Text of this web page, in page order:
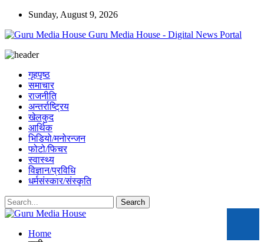
Sunday, August 9, 2026
Guru Media House - Digital News Portal
गृहपृष्ठ
समाचार
राजनीति
अन्तर्राष्ट्रिय
खेलकुद
आर्थिक
भिडियो/मनोरन्जन
फोटो/फिचर
स्वास्थ्य
विज्ञान/प्रविधि
धर्मसंस्कार/संस्कृति
Home